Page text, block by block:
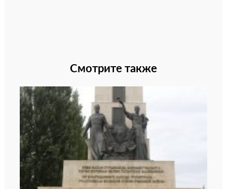
Смотрите также